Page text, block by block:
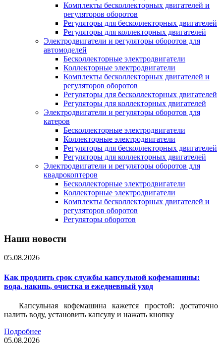
Комплекты бесколлекторных двигателей и
регуляторов оборотов
Регуляторы для бесколлекторных двигателей
Регуляторы для коллекторных двигателей
Электродвигатели и регуляторы оборотов для
автомоделей
Бесколлекторные электродвигатели
Коллекторные электродвигатели
Комплекты бесколлекторных двигателей и
регуляторов оборотов
Регуляторы для бесколлекторных двигателей
Регуляторы для коллекторных двигателей
Электродвигатели и регуляторы оборотов для
катеров
Бесколлекторные электродвигатели
Коллекторные электродвигатели
Регуляторы для бесколлекторных двигателей
Регуляторы для коллекторных двигателей
Электродвигатели и регуляторы оборотов для
квадрокоптеров
Бесколлекторные электродвигатели
Коллекторные электродвигатели
Комплекты бесколлекторных двигателей и
регуляторов оборотов
Регуляторы оборотов
Наши новости
05.08.2026
Как продлить срок службы капсульной кофемашины:
вода, накипь, очистка и ежедневный уход
Капсульная кофемашина кажется простой: достаточно
налить воду, установить капсулу и нажать кнопку
Подробнее
05.08.2026